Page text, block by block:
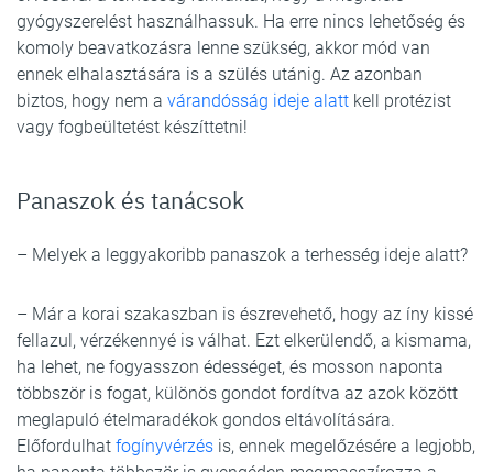
gyógyszerelést használhassuk. Ha erre nincs lehetőség és
komoly beavatkozásra lenne szükség, akkor mód van
ennek elhalasztására is a szülés utánig. Az azonban
biztos, hogy nem a várandósság ideje alatt kell protézist
vagy fogbeültetést készíttetni!
Panaszok és tanácsok
– Melyek a leggyakoribb panaszok a terhesség ideje alatt?
– Már a korai szakaszban is észrevehető, hogy az íny kissé
fellazul, vérzékennyé is válhat. Ezt elkerülendő, a kismama,
ha lehet, ne fogyasszon édességet, és mosson naponta
többször is fogat, különös gondot fordítva az azok között
meglapuló ételmaradékok gondos eltávolítására.
Előfordulhat fogínyvérzés is, ennek megelőzésére a legjobb,